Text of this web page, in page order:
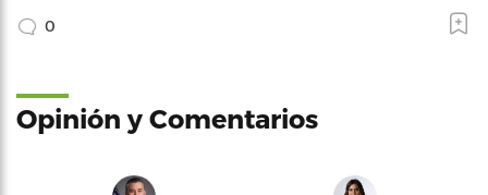
0
Opinión y Comentarios